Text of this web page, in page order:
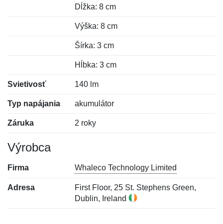
Dĺžka: 8 cm
Výška: 8 cm
Šírka: 3 cm
Hĺbka: 3 cm
Svietivosť 140 lm
Typ napájania akumulátor
Záruka 2 roky
Výrobca
Firma Whaleco Technology Limited
Adresa
First Floor, 25 St. Stephens Green,
Dublin, Ireland